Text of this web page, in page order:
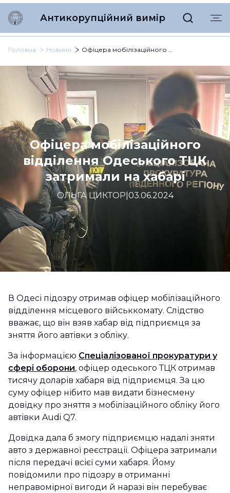
Антикорупційний вимір
Головна Новини Офіцера мобілізаційного відділення Одеського ТЦК затримали на хабарі
Офіцера мобілізаційного
відділення Одеського ТЦК
затримали на хабарі
ОЛЬГА ЦИКТОР 03.06.2024
В Одесі підозру отримав офіцер мобілізаційного
відділення місцевого військкомату. Слідство
вважає, що він взяв хабар від підприємця за
зняття його автівки з обліку.
За інформацією Спеціалізованої прокуратури у
сфері оборони, офіцер одеського ТЦК отримав
тисячу доларів хабаря від підприємця. За цю
суму офіцер нібито мав видати бізнесмену
довідку про зняття з мобілізаційного обліку його
автівки Audi Q7.
Довідка дала б змогу підприємцю надалі зняти
авто з державної реєстрації. Офіцера затримали
після передачі всієї суми хабаря. Йому
повідомили про підозру в отриманні
неправомірної вигоди й наразі він перебуває